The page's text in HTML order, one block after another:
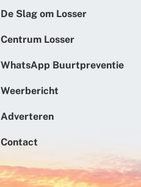
De Slag om Losser
Centrum Losser
WhatsApp Buurtpreventie
Weerbericht
Adverteren
Contact